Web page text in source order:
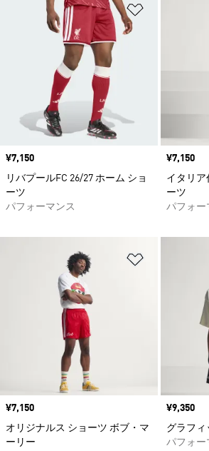
ほしいもの
価格
¥7,150
リバプールFC 26/27 ホーム ショ
ーツ
パフォーマンス
価格
¥7,150
イタリア
ーツ
パフォー
ほしいもの
価格
¥7,150
オリジナルス ショーツ ボブ・マ
ーリー
価格
¥9,350
グラフィ
パフォー